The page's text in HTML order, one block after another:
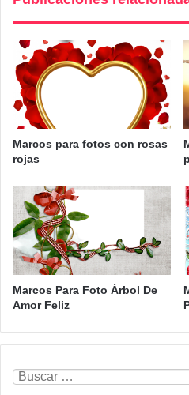
Marcos para fotos con rosas
rojas
Marcos Para Foto Árbol De
Amor Feliz